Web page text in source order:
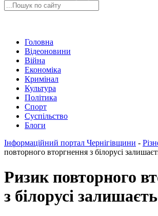
Головна
Відеоновини
Війна
Економіка
Кримінал
Культура
Політика
Спорт
Суспільство
Блоги
Інформаційний портал Чернігівщини -
повторного вторгнення з білорусі
Ризик повторного
з білорусі